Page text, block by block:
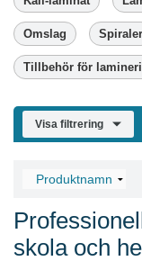
Omslag Spiraler
Tillbehör för
Visa filtrering
skola och